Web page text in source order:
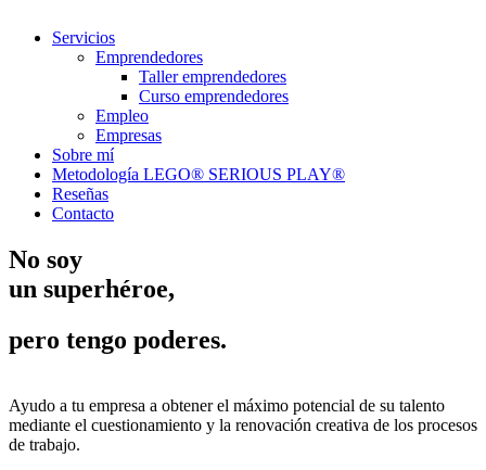
Servicios
Emprendedores
Taller emprendedores
Curso emprendedores
Empleo
Empresas
Sobre mí
Metodología LEGO® SERIOUS PLAY®
Reseñas
Contacto
No soy
un superhéroe,
pero tengo poderes.
Ayudo a tu empresa a obtener el máximo potencial de su talento
mediante el cuestionamiento y la renovación creativa de los procesos
de trabajo.